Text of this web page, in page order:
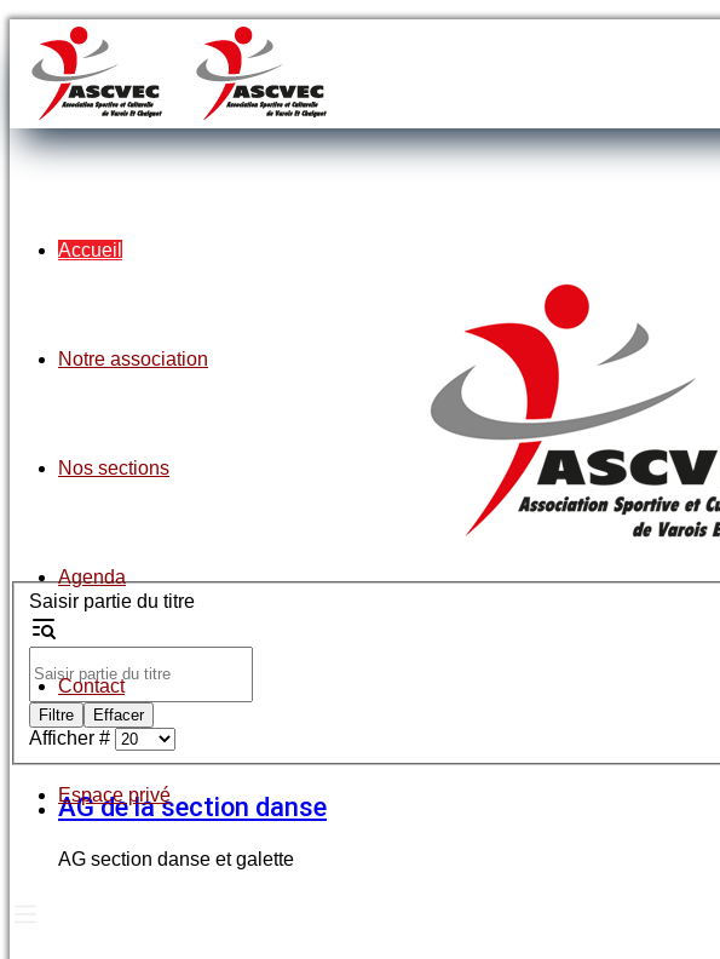
Accueil
Notre association
Nos sections
Agenda
Contact
Espace privé
Saisir partie du titre
Filtre Effacer
Afficher #
AG de la section danse
AG section danse et galette